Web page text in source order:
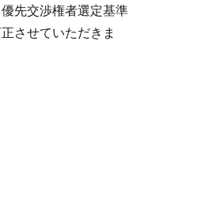
先交渉権者選定基準
させていただきま